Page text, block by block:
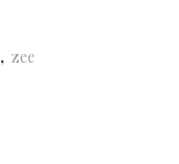
, zee